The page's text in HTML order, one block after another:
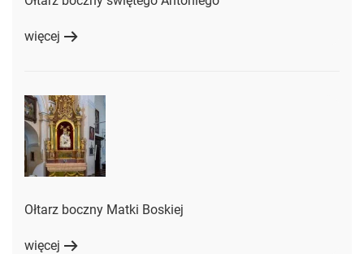
więcej
Ołtarz boczny Matki Boskiej
więcej